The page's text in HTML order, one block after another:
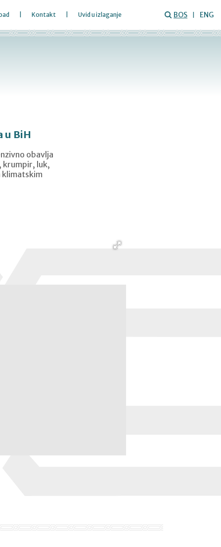
Kontakt Uvid u izlaganje BOS ENG
u BiH
obavlja
krumpir, luk,
klimatskim